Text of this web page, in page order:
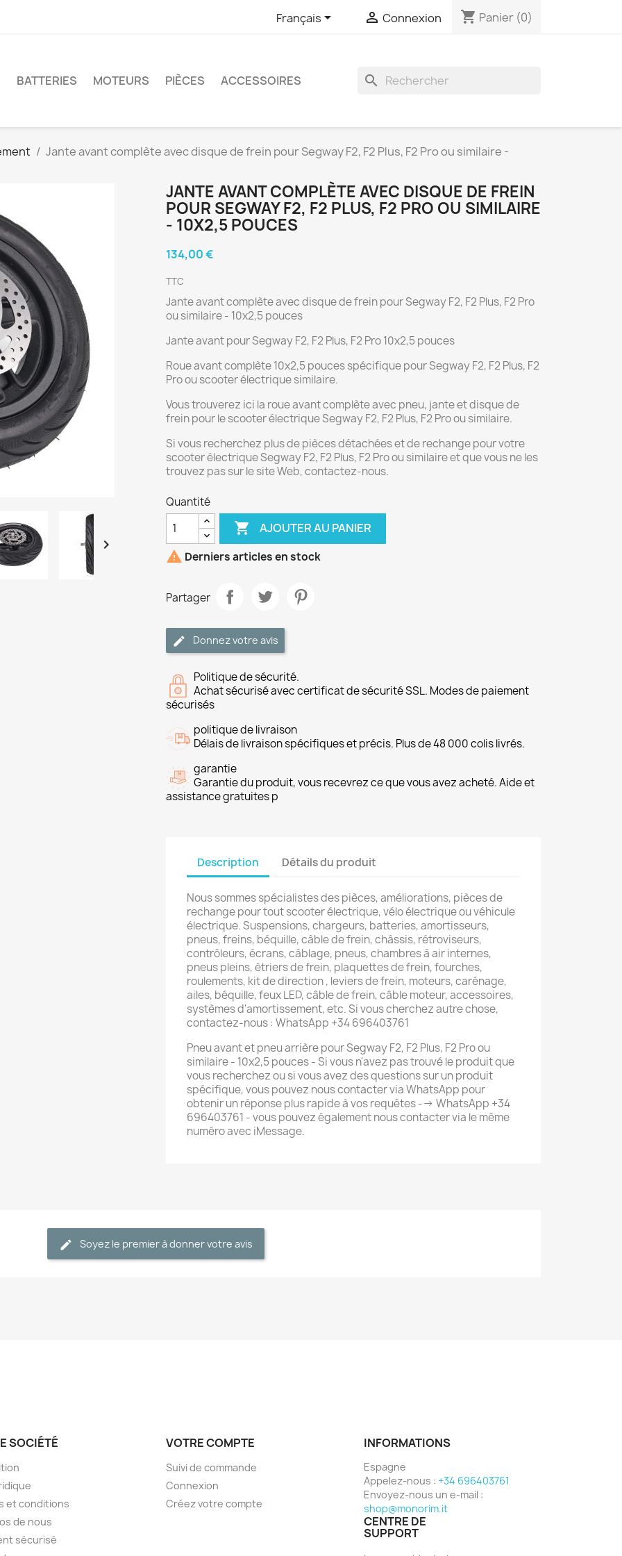
Français  Connexion shopping_cart Panier (0)
BATTERIES MOTEURS PIÈCES ACCESSOIRES search
Jante avant complète avec disque de frein pour Segway F2, F2 Plus, F2 Pro ou similaire -

JANTE AVANT COMPLÈTE AVEC DISQUE DE FREIN
POUR SEGWAY F2, F2 PLUS, F2 PRO OU SIMILAIRE
- 10X2,5 POUCES
134,00 €
TTC
Jante avant complète avec disque de frein pour Segway F2, F2 Plus, F2 Pro
ou similaire - 10x2,5 pouces
Jante avant pour Segway F2, F2 Plus, F2 Pro 10x2,5 pouces
Roue avant complète 10x2,5 pouces spécifique pour Segway F2, F2 Plus, F2
Pro ou scooter électrique similaire.
Vous trouverez ici la roue avant complète avec pneu, jante et disque de
frein pour le scooter électrique Segway F2, F2 Plus, F2 Pro ou similaire.
Si vous recherchez plus de pièces détachées et de rechange pour votre
scooter électrique Segway F2, F2 Plus, F2 Pro ou similaire et que vous ne les
trouvez pas sur le site Web, contactez-nous.
Quantité
 AJOUTER AU PANIER
 Derniers articles en stock
Partager
Donnez votre avis
Politique de sécurité.
Achat sécurisé avec certificat de sécurité SSL. Modes de paiement
sécurisés
politique de livraison
Délais de livraison spécifiques et précis. Plus de 48 000 colis livrés.
garantie
Garantie du produit, vous recevrez ce que vous avez acheté. Aide et
assistance gratuites p
Description Détails du produit
Nous sommes spécialistes des pièces, améliorations, pièces de
rechange pour tout scooter électrique, vélo électrique ou véhicule
électrique. Suspensions, chargeurs, batteries, amortisseurs,
pneus, freins, béquille, câble de frein, châssis, rétroviseurs,
contrôleurs, écrans, câblage, pneus, chambres à air internes,
pneus pleins, étriers de frein, plaquettes de frein, fourches,
roulements, kit de direction , leviers de frein, moteurs, carénage,
ailes, béquille, feux LED, câble de frein, câble moteur, accessoires,
systèmes d'amortissement, etc. Si vous cherchez autre chose,
contactez-nous : WhatsApp +34 696403761
Pneu avant et pneu arrière pour Segway F2, F2 Plus, F2 Pro ou
similaire - 10x2,5 pouces - Si vous n'avez pas trouvé le produit que
vous recherchez ou si vous avez des questions sur un produit
spécifique, vous pouvez nous contacter via WhatsApp pour
obtenir un réponse plus rapide à vos requêtes --> WhatsApp +34
696403761 - vous pouvez également nous contacter via le même
numéro avec iMessage.
Soyez le premier à donner votre avis
SOCIÉTÉ
et conditions
de nous
sécurisé
VOTRE COMPTE
Suivi de commande
Connexion
Créez votre compte
INFORMATIONS
Espagne
Appelez-nous : +34 696403761
Envoyez-nous un e-mail :
shop@monorim.it
CENTRE DE
SUPPORT